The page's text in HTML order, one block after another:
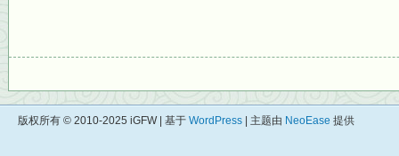
版权所有 © 2010-2025 iGFW | 基于 WordPress | 主题由 NeoEase 提供